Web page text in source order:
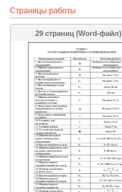
Страницы работы
29 страниц (Word-файл)